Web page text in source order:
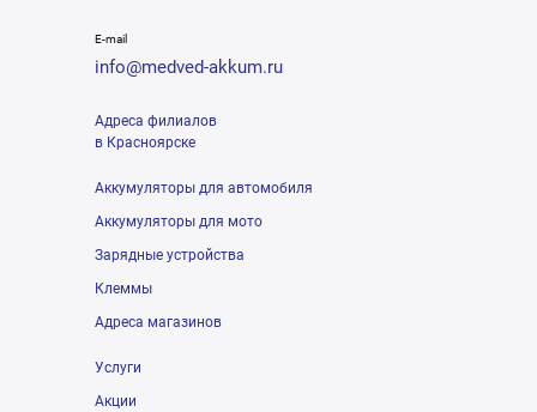
E-mail
info@medved-akkum.ru
Адреса филиалов
в Красноярске
Аккумуляторы для автомобиля
Аккумуляторы для мото
Зарядные устройства
Клеммы
Адреса магазинов
Услуги
Акции